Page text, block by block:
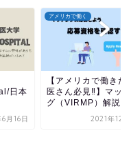
リカで働きたい獣
必見‼︎】マッチン
）解説...
2021年12月26日
アメリ
したこ